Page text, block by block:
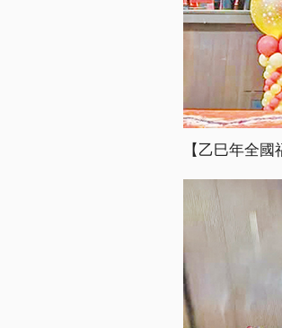
【乙巳年全